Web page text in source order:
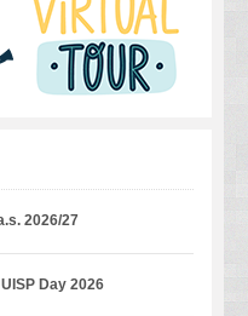
2026/27
Day 2026